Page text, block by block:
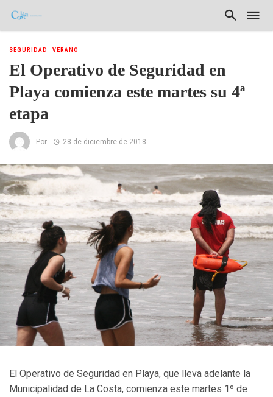
SEGURIDAD VERANO
El Operativo de Seguridad en
Playa comienza este martes su 4ª
etapa
Por 28 de diciembre de 2018
El Operativo de Seguridad en Playa, que lleva adelante la
Municipalidad de La Costa, comienza este martes 1º de